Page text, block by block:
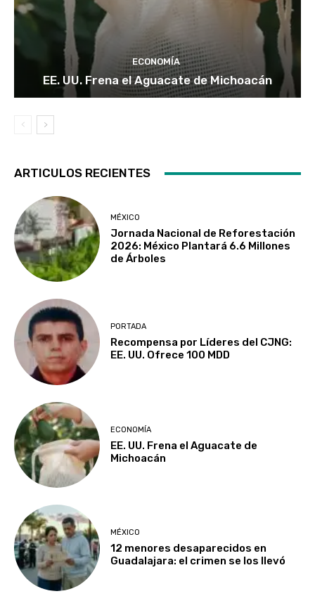
ECONOMÍA
EE. UU. Frena el Aguacate de Michoacán
ARTICULOS RECIENTES
MÉXICO
Jornada Nacional de Reforestación
2026: México Plantará 6.6 Millones
de Árboles
PORTADA
Recompensa por Líderes del CJNG:
EE. UU. Ofrece 100 MDD
ECONOMÍA
EE. UU. Frena el Aguacate de
Michoacán
MÉXICO
12 menores desaparecidos en
Guadalajara: el crimen se los llevó